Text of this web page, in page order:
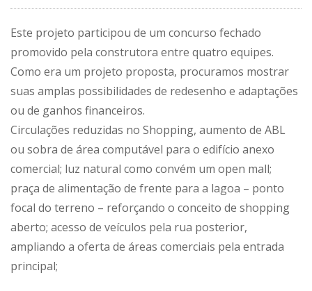
Este projeto participou de um concurso fechado
promovido pela construtora entre quatro equipes.
Como era um projeto proposta, procuramos mostrar
suas amplas possibilidades de redesenho e adaptações
ou de ganhos financeiros.
Circulações reduzidas no Shopping, aumento de ABL
ou sobra de área computável para o edifício anexo
comercial; luz natural como convém um open mall;
praça de alimentação de frente para a lagoa – ponto
focal do terreno – reforçando o conceito de shopping
aberto; acesso de veículos pela rua posterior,
ampliando a oferta de áreas comerciais pela entrada
principal;